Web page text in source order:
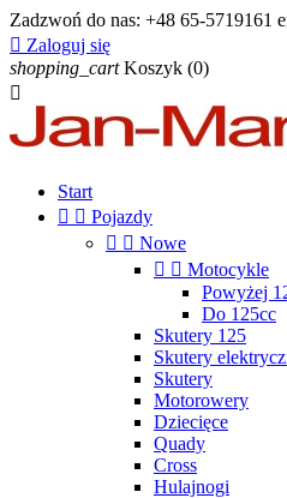
Zadzwoń do nas: +48 65-5719161
 Zaloguj się
shopping_cart Koszyk (0)

Start
  Pojazdy
  Nowe
  Motocykle
Powyżej
Do 125cc
Skutery 125
Skutery
Skutery
Motorowery
Dziecięce
Quady
Cross
Hulajnogi